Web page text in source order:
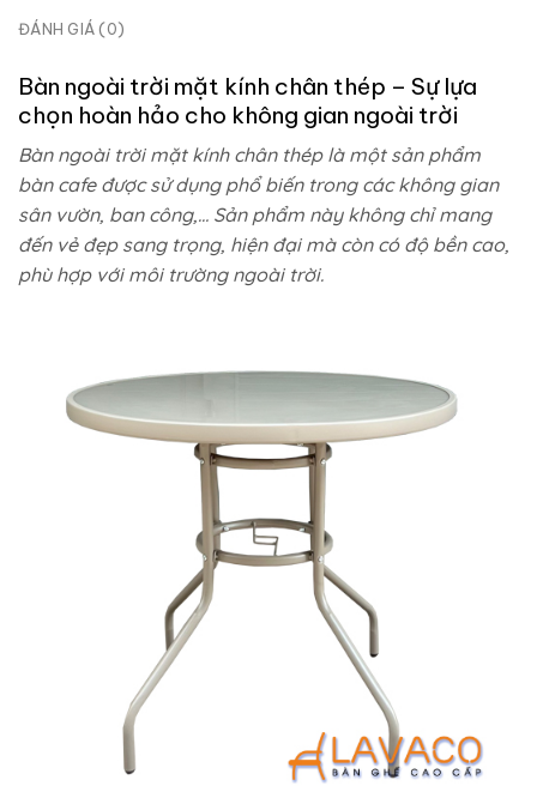
ĐÁNH GIÁ (0)
Bàn ngoài trời mặt kính chân thép – Sự lựa
chọn hoàn hảo cho không gian ngoài trời
Bàn ngoài trời mặt kính chân thép là một sản phẩm
bàn cafe được sử dụng phổ biến trong các không gian
sân vườn, ban công,… Sản phẩm này không chỉ mang
đến vẻ đẹp sang trọng, hiện đại mà còn có độ bền cao,
phù hợp với môi trường ngoài trời.